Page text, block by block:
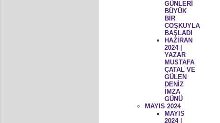
GÜNLERİ
BÜYÜK
BİR
COŞKUYLA
BAŞLADI
HAZİRAN
2024 |
YAZAR
MUSTAFA
ÇATAL VE
GÜLEN
DENİZ
İMZA
GÜNÜ
MAYIS 2024
MAYIS
2024 |